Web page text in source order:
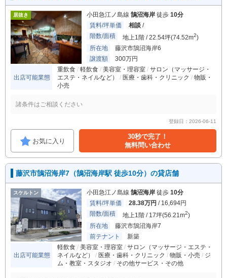
居抜き 小田急江ノ島線 鵠沼海岸 徒歩 10分
賃料/坪単価
相談 /
階数/面積
地上1階 / 22.54坪(74.52m2)
所在地
藤沢市鵠沼海岸6
譲渡額
300万円
出店可能業態
重飲食 軽飲食 美容室・理容室
サロン（マッサージ・
エステ・ネイルなど）
医療・歯科・クリニック
物販・
小売
諸条件はご相談ください
登録日：2026-06-11
お気に入り
30秒で完了！
無料問い合わせ
藤沢市鵠沼海岸7（鵠沼海岸駅 徒歩10分）の貸店舗
スケルトン 小田急江ノ島線 鵠沼海岸 徒歩 10分
賃料/坪単価
28.38万円 / 16,694円
階数/面積
地上1階 / 17坪(56.21m2)
所在地
藤沢市鵠沼海岸7
前テナント
新築
出店可能業態
軽飲食 美容室・理容室
サロン（マッサージ・エステ・
ネイルなど）
医療・歯科・クリニック 物販・小売
ジ
ム・教室・スタジオ
その他サービス・その他